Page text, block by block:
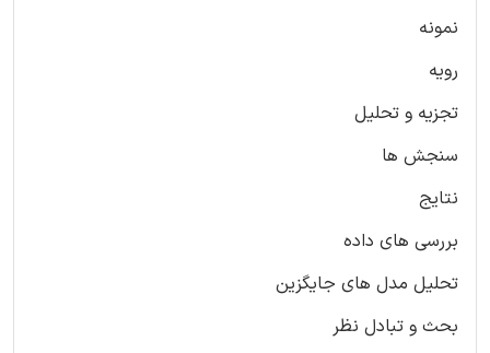
نمونه
رویه
تجزیه و تحلیل
سنجش ها
نتایج
بررسی های داده
تحلیل مدل های جایگزین
بحث و تبادل نظر